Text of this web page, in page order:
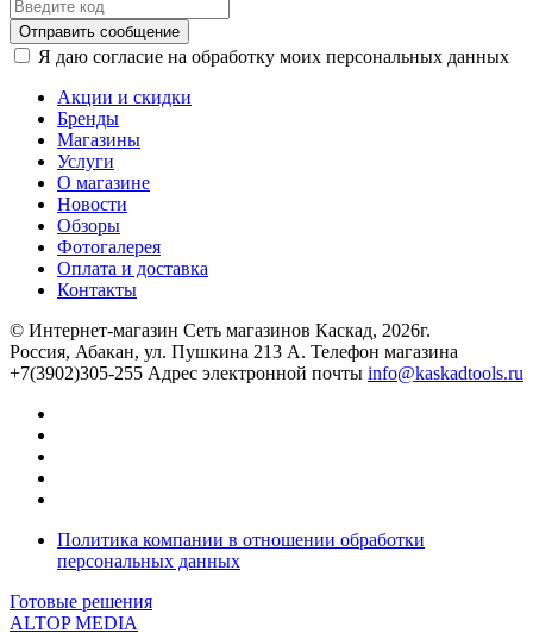
Отправить сообщение
Я даю согласие на обработку моих персональных данных
Акции и скидки
Бренды
Магазины
Услуги
О магазине
Новости
Обзоры
Фотогалерея
Оплата и доставка
Контакты
© Интернет-магазин Сеть магазинов Каскад, 2026г.
Россия, Абакан, ул. Пушкина 213 А. Телефон магазина
+7(3902)305-255 Адрес электронной почты info@kaskadtools.ru
Политика компании в отношении обработки
персональных данных
Готовые решения
ALTOP MEDIA